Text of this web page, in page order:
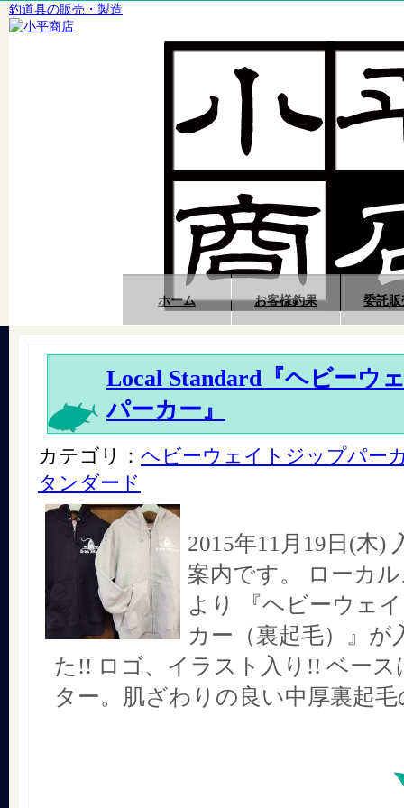
釣道具の販売・製造
ホーム お客様釣果 委託販
Local Standard『ヘビーウ
パーカー』
カテゴリ： ヘビーウェイトジップパー
タンダード
2015年11月19日(木)
案内です。 ローカ
より 『ヘビーウェ
カー（裏起毛）』が
た!! ロゴ、イラスト入り!! ベー
ター。肌ざわりの良い中厚裏起